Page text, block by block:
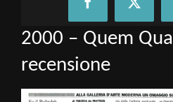
FacebookX
2000 – Quem
recensione